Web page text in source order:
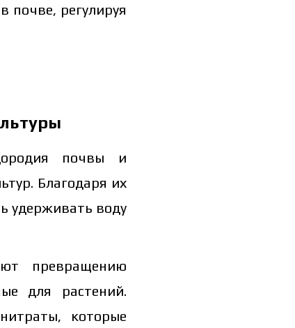
почве, регулируя
почвы и
Благодаря их
удерживать воду
превращению
для растений.
которые